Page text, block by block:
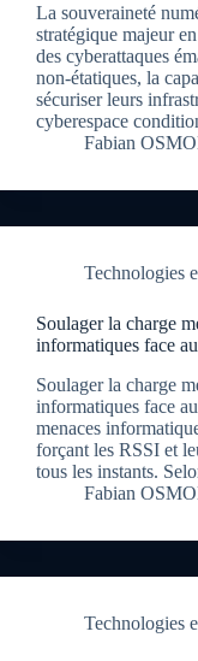
La souveraineté
stratégique majeur
des cyberattaques
non-étatiques, la
sécuriser leurs
cyberespace
Fabian
Technologies
Soulager la charge
informatiques face
Soulager la charge
informatiques face
menaces
forçant les RSSI et
tous les instants.
Fabian
Technologies